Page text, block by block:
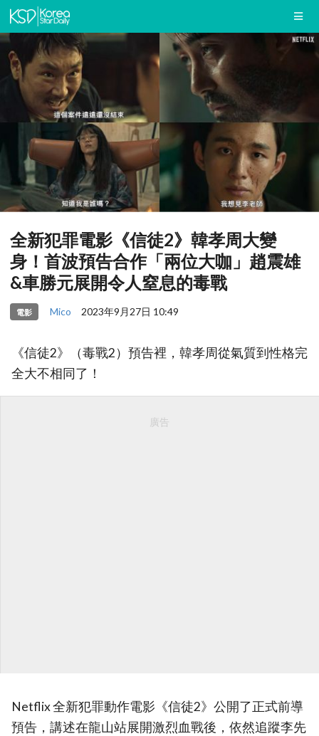
全新犯罪電影《信徒2》韓孝周大變
身！首波預告合作「兩位大咖」趙震雄
&車勝元展開令人窒息的毒戰
電影 Mico 2023年9月27日 10:49
《信徒2》（毒戰2）預告裡，韓孝周從氣質到性格完
全大不相同了！
廣告
Netflix 全新犯罪動作電影《信徒2》公開了正式前導
預告，講述在龍山站展開激烈血戰後，依然追蹤李先